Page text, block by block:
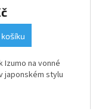
košíku
Izumo na vonné
japonském stylu